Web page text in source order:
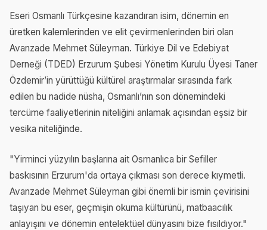
Eseri Osmanlı Türkçesine kazandıran isim, dönemin en
üretken kalemlerinden ve elit çevirmenlerinden biri olan
Avanzade Mehmet Süleyman. Türkiye Dil ve Edebiyat
Derneği (TDED) Erzurum Şubesi Yönetim Kurulu Üyesi Taner
Özdemir’in yürüttüğü kültürel araştırmalar sırasında fark
edilen bu nadide nüsha, Osmanlı’nın son dönemindeki
tercüme faaliyetlerinin niteliğini anlamak açısından eşsiz bir
vesika niteliğinde.
"Yirminci yüzyılın başlarına ait Osmanlıca bir Sefiller
baskısının Erzurum'da ortaya çıkması son derece kıymetli.
Avanzade Mehmet Süleyman gibi önemli bir ismin çevirisini
taşıyan bu eser, geçmişin okuma kültürünü, matbaacılık
anlayışını ve dönemin entelektüel dünyasını bize fısıldıyor."